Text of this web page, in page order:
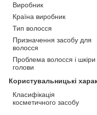
Виробник
Країна виробник
Тип волосся
Призначення засобу для
волосся
Проблема волосся і шкіри
голови
Користувальницькі
Класифікація
косметичного засобу